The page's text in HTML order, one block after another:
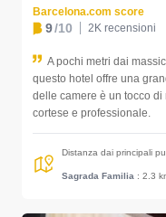
Barcelona.com score
9/10 2K recensioni
A pochi metri dai
questo hotel offre una
delle camere è un tocco
cortese e professionale.
Distanza dai principali
Sagrada Familia : 2.3